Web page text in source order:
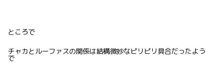
ところで
チャカとルーファスの関係は結構微妙なピリピリ具合だったよう
で